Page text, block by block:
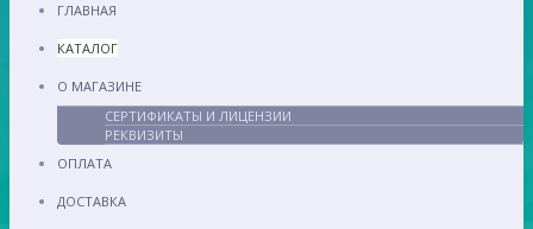
ГЛАВНАЯ
КАТАЛОГ
О МАГАЗИНЕ
СЕРТИФИКАТЫ И ЛИЦЕНЗИИ
РЕКВИЗИТЫ
ОПЛАТА
ДОСТАВКА